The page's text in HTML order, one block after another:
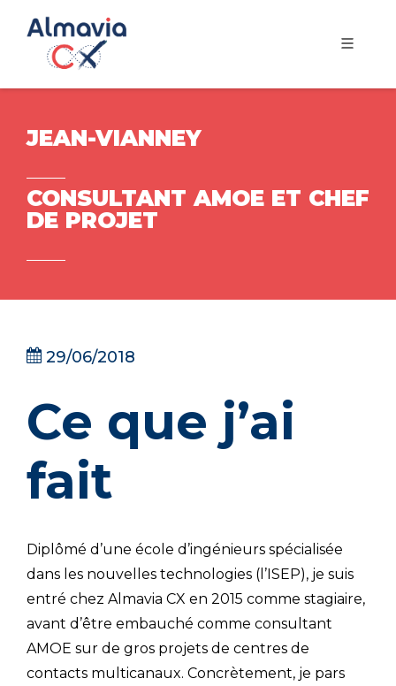
JEAN-VIANNEY
CONSULTANT AMOE ET CHEF
DE PROJET
29/06/2018
Ce que j’ai
fait
Diplômé d’une école d’ingénieurs spécialisée
dans les nouvelles technologies (l’ISEP), je suis
entré chez Almavia CX en 2015 comme stagiaire,
avant d’être embauché comme consultant
AMOE sur de gros projets de centres de
contacts multicanaux. Concrètement, je pars